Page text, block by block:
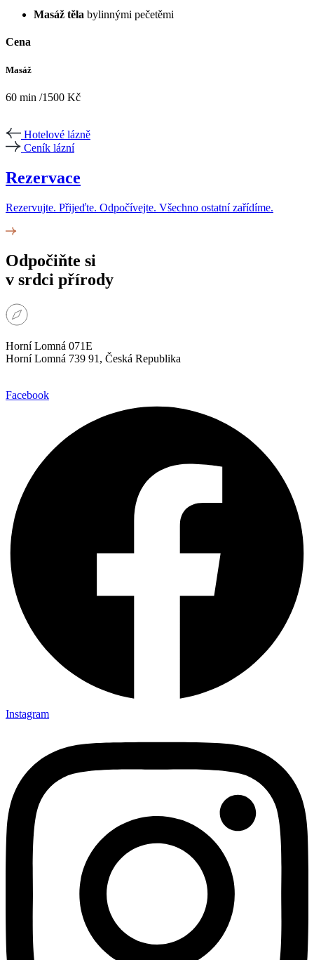
Masáž těla bylinnými pečetěmi
Cena
Masáž
60 min /1500 Kč
Hotelové lázně
Ceník lázní
Rezervace
Rezervujte. Přijeďte. Odpočívejte. Všechno ostatní zařídíme.
Odpočiňte si
v srdci přírody
Horní Lomná 071E
Horní Lomná 739 91, Česká Republika
Facebook
Instagram